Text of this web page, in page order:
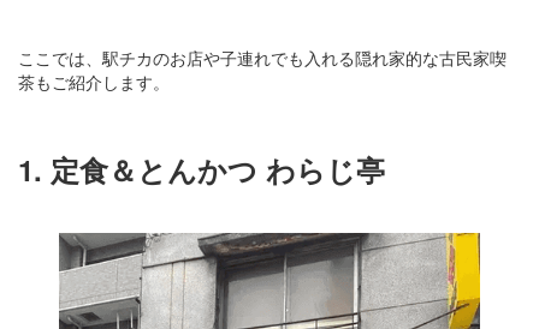
ここでは、駅チカのお店や子連れでも入れる隠れ家的な古民家喫
茶もご紹介します。
1. 定食＆とんかつ わらじ亭